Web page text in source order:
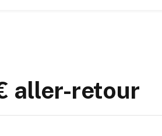
aller-retour